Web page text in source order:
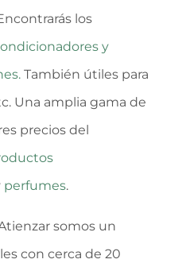
los
y
También útiles para
Una amplia gama de
precios del
perfumes.
somos un
con cerca de 20